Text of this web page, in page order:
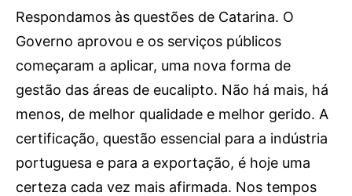
Respondamos às questões de Catarina. O
Governo aprovou e os serviços públicos
começaram a aplicar, uma nova forma de
gestão das áreas de eucalipto. Não há mais, há
menos, de melhor qualidade e melhor gerido. A
certificação, questão essencial para a indústria
portuguesa e para a exportação, é hoje uma
certeza cada vez mais afirmada. Nos tempos